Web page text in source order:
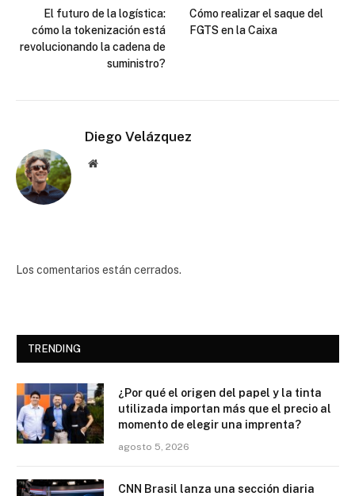
El futuro de la logística:
cómo la tokenización está
revolucionando la cadena de
suministro?
Cómo realizar el saque del
FGTS en la Caixa
Diego Velázquez
Website
Los comentarios están cerrados.
TRENDING
¿Por qué el origen del papel y la tinta
utilizada importan más que el precio al
momento de elegir una imprenta?
agosto 5, 2026
CNN Brasil lanza una sección diaria